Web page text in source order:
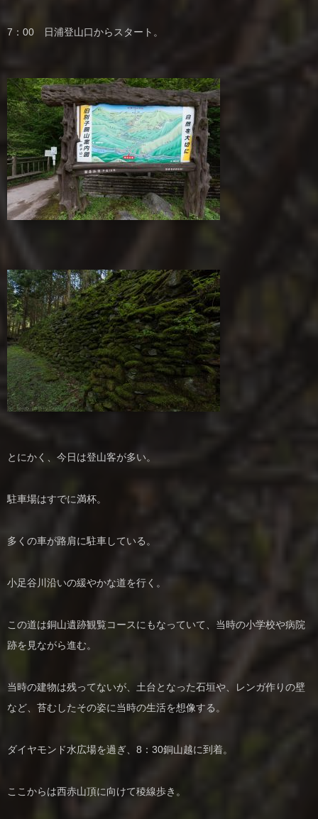
7：00 日浦登山口からスタート。
とにかく、今日は登山客が多い。
駐車場はすでに満杯。
多くの車が路肩に駐車している。
小足谷川沿いの緩やかな道を行く。
この道は銅山遺跡観覧コースにもなっていて、当時の小学校や病院
跡を見ながら進む。
当時の建物は残ってないが、土台となった石垣や、レンガ作りの壁
など、苔むしたその姿に当時の生活を想像する。
ダイヤモンド水広場を過ぎ、8：30銅山越に到着。
ここからは西赤山頂に向けて稜線歩き。